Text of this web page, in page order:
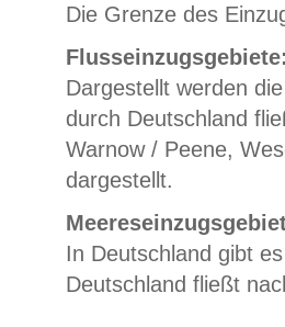
Die Grenze des
Dargestellt werden
durch Deutschland
Warnow / Peene,
dargestellt.
In Deutschland gibt
Deutschland fließt